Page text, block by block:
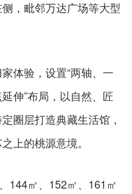
，毗邻万达广场等大型
验，设置“两轴、一
伸”布局，以自然、匠
圈层打造典藏生活馆，
上的桃源意境。
㎡、152㎡、161㎡